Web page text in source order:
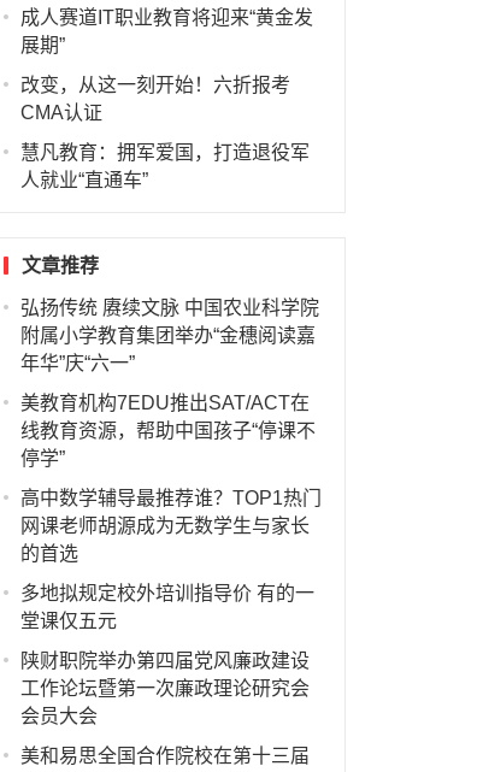
成人赛道IT职业教育将迎来“黄金发
展期”
改变，从这一刻开始！六折报考
CMA认证
慧凡教育：拥军爱国，打造退役军
人就业“直通车”
文章推荐
弘扬传统 赓续文脉 中国农业科学院
附属小学教育集团举办“金穗阅读嘉
年华”庆“六一”
美教育机构7EDU推出SAT/ACT在
线教育资源，帮助中国孩子“停课不
停学”
高中数学辅导最推荐谁？TOP1热门
网课老师胡源成为无数学生与家长
的首选
多地拟规定校外培训指导价 有的一
堂课仅五元
陕财职院举办第四届党风廉政建设
工作论坛暨第一次廉政理论研究会
会员大会
美和易思全国合作院校在第十三届